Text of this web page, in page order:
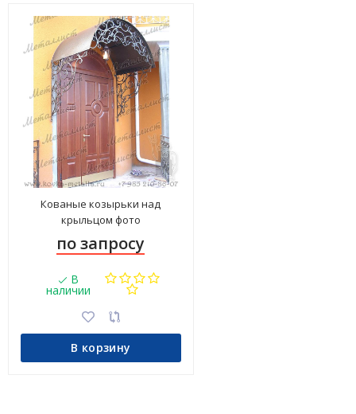
Кованые козырьки над
крыльцом фото
по запросу
В
наличии
В корзину